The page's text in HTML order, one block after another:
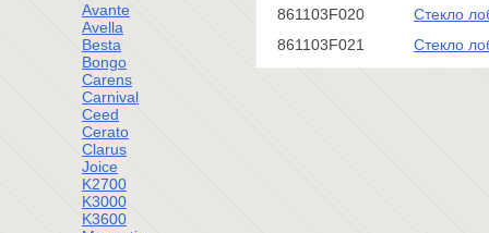
861103F020
Стекло
861103F021
Стекло
Avante
Avella
Besta
Bongo
Carens
Carnival
Ceed
Cerato
Clarus
Joice
K2700
K3000
K3600